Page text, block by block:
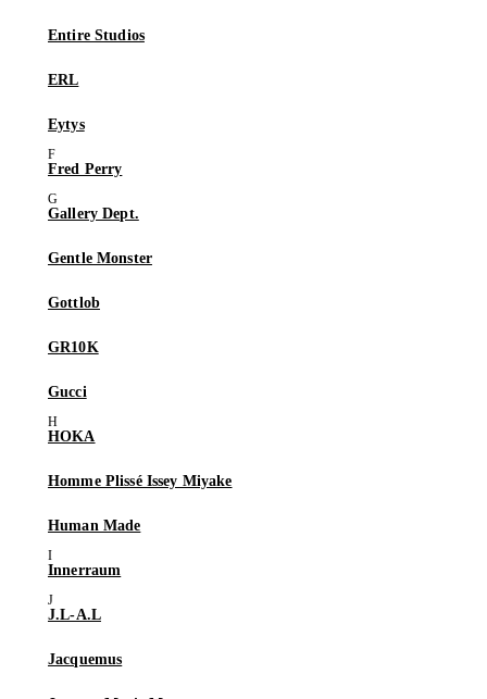
Entire Studios
ERL
Eytys
Fred Perry
Gallery Dept.
Gentle Monster
Gottlob
GR10K
Gucci
HOKA
Homme Plissé Issey Miyake
Human Made
Innerraum
J.L-A.L
Jacquemus